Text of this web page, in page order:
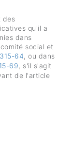
des
qu'il a
dans
social et
64, ou dans
69, s'il s'agit
de l'article